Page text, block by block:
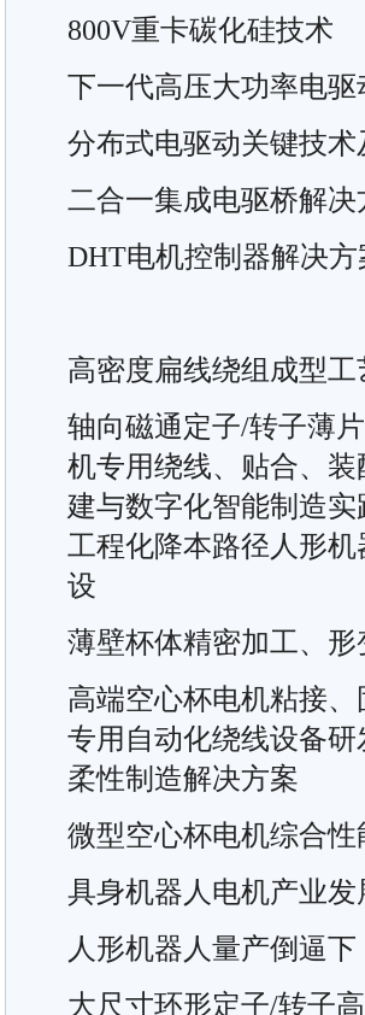
800V重卡碳化硅技术
下一代高压大功率电
分布式电驱动关键技术
二合一集成电驱桥解决
DHT电机控制器解决
高密度扁线绕组成型
轴向磁通定子/转子薄
机专用绕线、贴合、
建与数字化智能制造
工程化降本路径人形
设
薄壁杯体精密加工、
高端空心杯电机粘接
专用自动化绕线设备
柔性制造解决方案
微型空心杯电机综合
具身机器人电机产业
人形机器人量产倒逼
大尺寸环形定子/转子